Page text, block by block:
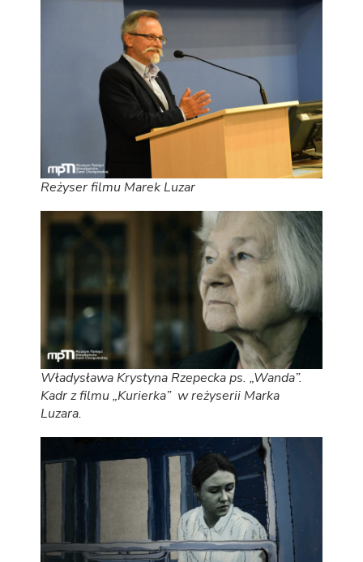
Reżyser filmu Marek Luzar
Władysława Krystyna Rzepecka ps. „Wanda”.
Kadr z filmu „Kurierka” w reżyserii Marka
Luzara.